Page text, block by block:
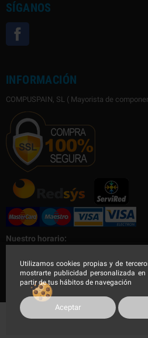
Utilizamos cookies propias y de
mostrarte publicidad personalizada
partir de tus hábitos de navegación
Aceptar
SÍGANOS
INFORMACIÓN
COMPUSPAIN, SL ( Mayorista de
Nuestro horario:
Nuestro horario de Lunes a Viernes
Mañana de 9:00 a 14:30h - Tarde de
COMPUSPAIN 2023, Todos los derechos